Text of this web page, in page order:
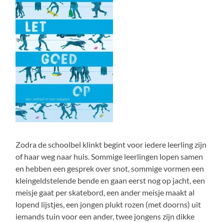
Zodra de schoolbel klinkt begint voor iedere leerling zijn
of haar weg naar huis. Sommige leerlingen lopen samen
en hebben een gesprek over snot, sommige vormen een
kleingeldstelende bende en gaan eerst nog op jacht, een
meisje gaat per skatebord, een ander meisje maakt al
lopend lijstjes, een jongen plukt rozen (met doorns) uit
iemands tuin voor een ander, twee jongens zijn dikke